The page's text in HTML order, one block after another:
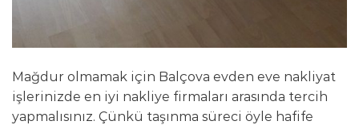
Mağdur olmamak için Balçova evden eve nakliyat
işlerinizde en iyi nakliye firmaları arasında tercih
yapmalısınız. Çünkü taşınma süreci öyle hafife